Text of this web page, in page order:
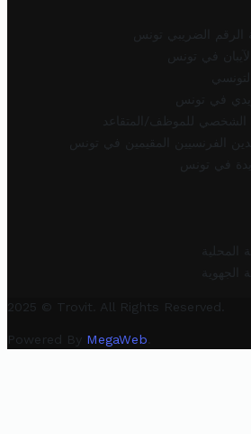
الضريبي تونس
في تونس
في تونس
للموظف/المتقاعد
الفرنسيين المقيمين في تونس
في تونس
المحلية
الجهوية
2025 © Trovit. All Rights Reserved.
Powered By MegaWeb